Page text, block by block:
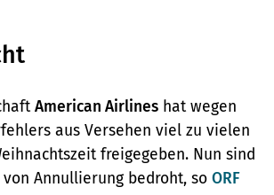
American Airlines hat wegen
aus Versehen viel zu vielen
freigegeben. Nun sind
von Annullierung bedroht, so ORF